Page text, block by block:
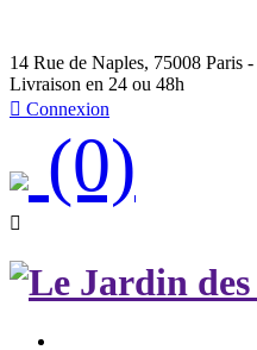
14 Rue de Naples, 75008 Paris -
Livraison en 24 ou 48h
 Connexion
(0)
